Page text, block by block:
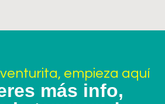
empieza aquí
más info,